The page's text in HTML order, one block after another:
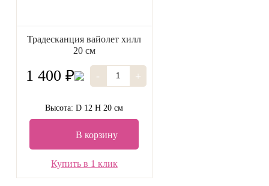
Традесканция вайолет хилл
20 см
1 400 ₽ - +
Высота: D 12 H 20 см
В корзину
Купить в 1 клик